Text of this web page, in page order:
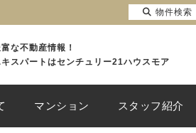
な不動産情報！
スパートはセンチュリー21ハウスモア
マンション スタッフ紹介
物件検索